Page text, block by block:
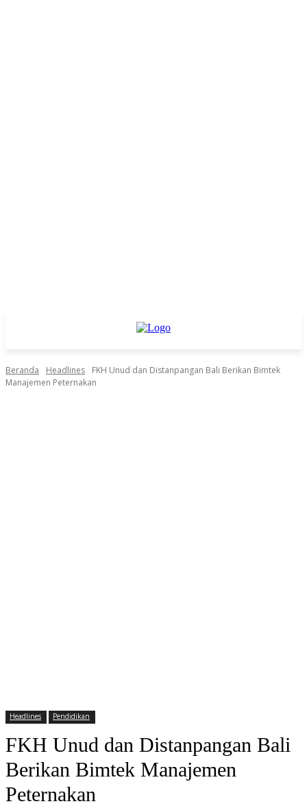
Beranda Headlines
FKH Unud dan Distanpangan Bali Berikan Bimtek
Manajemen Peternakan
Headlines Pendidikan
FKH Unud dan Distanpangan Bali
Berikan Bimtek Manajemen
Peternakan